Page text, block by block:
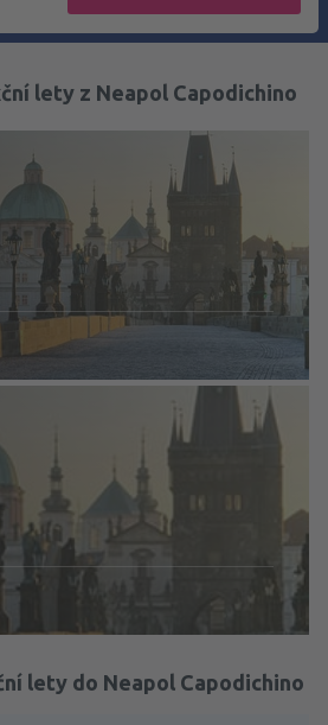
lety z Neapol Capodichino
lety do Neapol Capodichino